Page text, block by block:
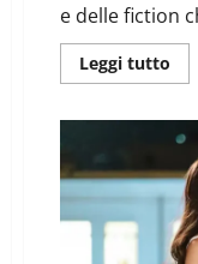
e delle fiction
Leggi tutto